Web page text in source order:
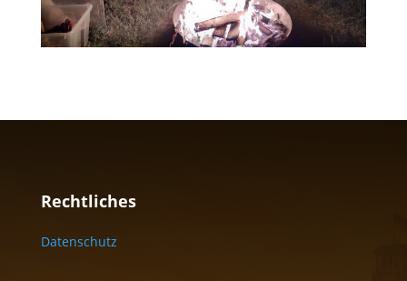
Rechtliches
Datenschutz